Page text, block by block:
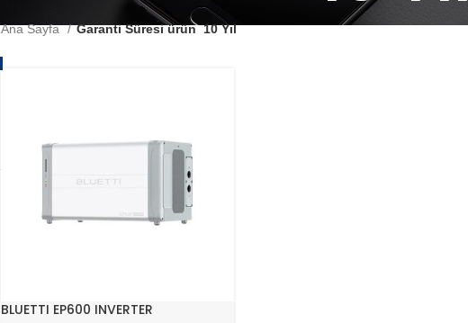
Ana Sayfa Garanti Süresi ürün 10 Yıl
BLUETTI EP600 INVERTER